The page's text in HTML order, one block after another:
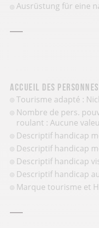
Ausrüstung für eine
Accueil des
Tourisme adapté :
Nombre de pers.
roulant : Aucune
Descriptif handicap
Descriptif handicap
Descriptif handicap
Descriptif handicap
Marque tourisme et